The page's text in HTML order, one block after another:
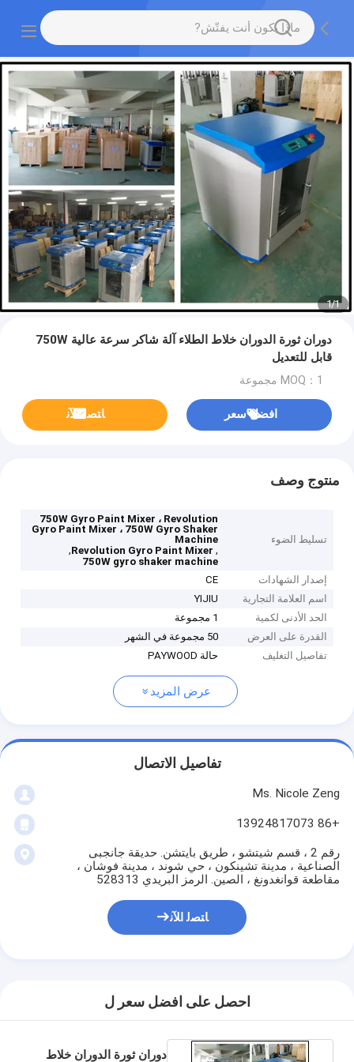
1
/
1
دوران ثورة الدوران خلاط الطلاء آلة شاكر سرعة عالية 750W
قابل للتعديل
MOQ：1 مجموعة
افضل سعر ﺎﺘﺼﻟ ﺍﻶﻧ
منتوج وصف
تسليط الضوء
750W Gyro Paint Mixer ، Revolution
Gyro Paint Mixer ، 750W Gyro Shaker
Machine
,
Revolution Gyro Paint Mixer
,
750W gyro shaker machine
إصدار الشهادات
CE
اسم العلامة التجارية
YIJIU
الحد الأدنى لكمية
1 مجموعة
القدرة على العرض
50 مجموعة في الشهر
تفاصيل التغليف
حالة PAYWOOD
عرض المزيد
تفاصيل الاتصال
Ms. Nicole Zeng
+86 13924817073
رقم 2 ، قسم شيتشو ، طريق بايتشن. حديقة جانجبى
الصناعية ، مدينة تشينكون ، حي شوند ، مدينة فوشان ،
مقاطعة قوانغدونغ ، الصين. الرمز البريدي 528313
ﺎﺘﺼﻟ ﺍﻶﻧ
احصل على افضل سعر ل
دوران ثورة الدوران خلاط